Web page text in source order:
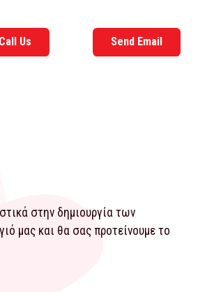
Call Us Send Email
στην δημιουργία των
μας και θα σας προτείνουμε το